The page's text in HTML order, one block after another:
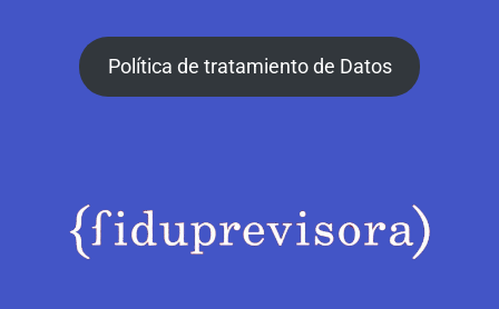
Política de tratamiento de Datos